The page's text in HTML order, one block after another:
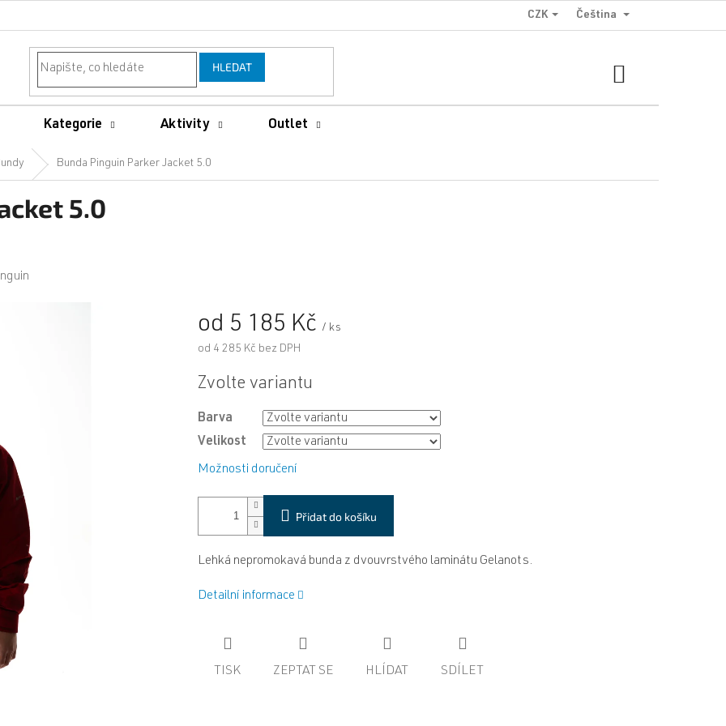
CZK Čeština
HLEDAT
Kategorie Aktivity Outlet
Bunda Pinguin Parker Jacket 5.0
5.0
od 5 185 Kč / ks
od 4 285 Kč bez DPH
Měrná
Zvolte variantu
Barva
Velikost
Možnosti doručení
Přidat do košíku
Lehká nepromokavá bunda z dvouvrstvého laminátu Gelanots.
Detailní informace
TISK ZEPTAT SE HLÍDAT SDÍLET